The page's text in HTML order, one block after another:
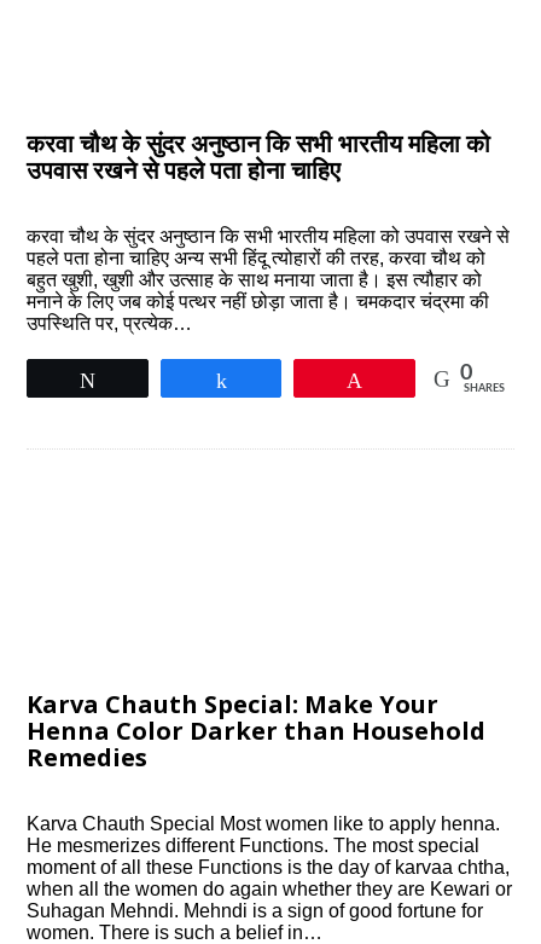
करवा चौथ के सुंदर अनुष्ठान कि सभी भारतीय महिला को
उपवास रखने से पहले पता होना चाहिए
करवा चौथ के सुंदर अनुष्ठान कि सभी भारतीय महिला को उपवास रखने से
पहले पता होना चाहिए अन्य सभी हिंदू त्योहारों की तरह, करवा चौथ को
बहुत खुशी, खुशी और उत्साह के साथ मनाया जाता है। इस त्यौहार को
मनाने के लिए जब कोई पत्थर नहीं छोड़ा जाता है। चमकदार चंद्रमा की
उपस्थिति पर, प्रत्येक…
0
SHARES
Karva Chauth Special: Make Your
Henna Color Darker than Household
Remedies
Karva Chauth Special Most women like to apply henna.
He mesmerizes different Functions. The most special
moment of all these Functions is the day of karvaa chtha,
when all the women do again whether they are Kewari or
Suhagan Mehndi. Mehndi is a sign of good fortune for
women. There is such a belief in…